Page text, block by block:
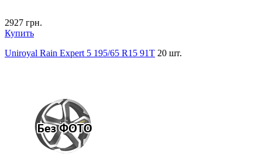
2927 грн.
Купить
Uniroyal Rain Expert 5 195/65 R15 91T 20 шт.